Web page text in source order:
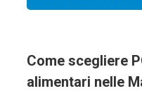
Come scegliere
alimentari nelle